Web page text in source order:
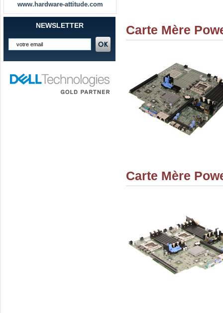
www.hardware-attitude.com
NEWSLETTER Carte Mère
Carte Mère